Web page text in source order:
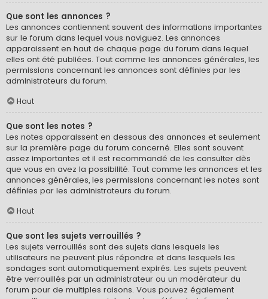
Que sont les annonces ?
Les annonces contiennent souvent des informations importantes
sur le forum dans lequel vous naviguez. Les annonces
apparaissent en haut de chaque page du forum dans lequel
elles ont été publiées. Tout comme les annonces générales, les
permissions concernant les annonces sont définies par les
administrateurs du forum.
Haut
Que sont les notes ?
Les notes apparaissent en dessous des annonces et seulement
sur la première page du forum concerné. Elles sont souvent
assez importantes et il est recommandé de les consulter dès
que vous en avez la possibilité. Tout comme les annonces et les
annonces générales, les permissions concernant les notes sont
définies par les administrateurs du forum.
Haut
Que sont les sujets verrouillés ?
Les sujets verrouillés sont des sujets dans lesquels les
utilisateurs ne peuvent plus répondre et dans lesquels les
sondages sont automatiquement expirés. Les sujets peuvent
être verrouillés par un administrateur ou un modérateur du
forum pour de multiples raisons. Vous pouvez également